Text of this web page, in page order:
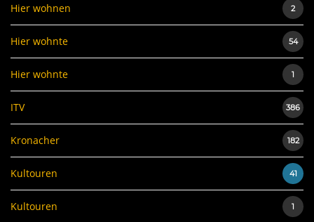
Hier wohnen 2
Hier wohnte 54
Hier wohnte 1
ITV 386
Kronacher 182
Kultouren 41
Kultouren 1